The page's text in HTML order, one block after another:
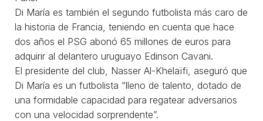
Di María es también el segundo futbolista más caro de
la historia de Francia, teniendo en cuenta que hace
dos años el PSG abonó 65 millones de euros para
adquirir al delantero uruguayo Edinson Cavani.
El presidente del club, Nasser Al-Khelaïfi, aseguró que
Di María es un futbolista “lleno de talento, dotado de
una formidable capacidad para regatear adversarios
con una velocidad sorprendente”.